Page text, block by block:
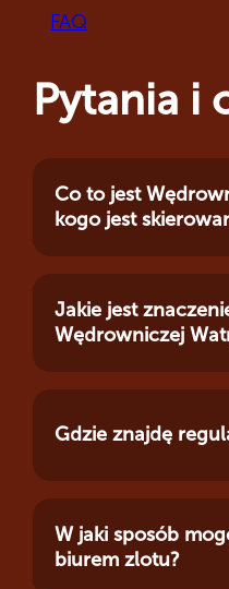
FAQ
Pytania i
Co to jest
kogo jest
Jakie jest
Wędrowniczej
Gdzie znajdę
W jaki sposób
biurem zlotu?